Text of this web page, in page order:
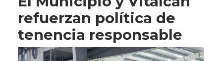
refuerzan política de
tenencia responsable